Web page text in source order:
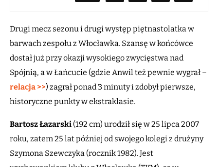
Drugi mecz sezonu i drugi występ piętnastolatka w
barwach zespołu z Włocławka. Szansę w końcówce
dostał już przy okazji wysokiego zwycięstwa nad
Spójnią, a w Łańcucie (gdzie Anwil też pewnie wygrał –
relacja >>) zagrał ponad 3 minuty i zdobył pierwsze,
historyczne punkty w ekstraklasie.
Bartosz Łazarski (192 cm) urodził się w 25 lipca 2007
roku, zatem 25 lat później od swojego kolegi z drużyny
Szymona Szewczyka (rocznik 1982). Jest